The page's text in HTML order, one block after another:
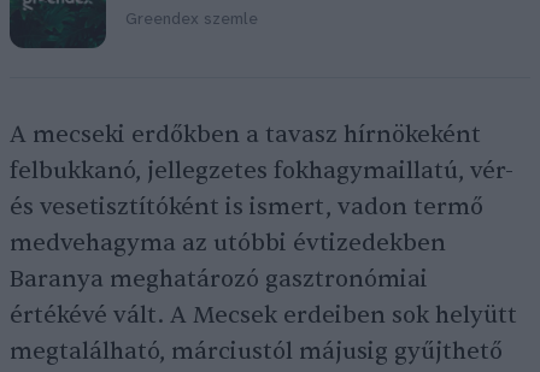
Greendex szemle
A mecseki erdőkben a tavasz hírnökeként
felbukkanó, jellegzetes fokhagymaillatú, vér-
és vesetisztítóként is ismert, vadon termő
medvehagyma az utóbbi évtizedekben
Baranya meghatározó gasztronómiai
értékévé vált. A Mecsek erdeiben sok helyütt
megtalálható, márciustól májusig gyűjthető